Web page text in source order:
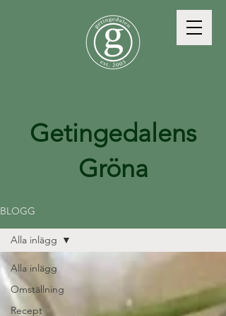
Getingedalens
Gröna
BLOGG
Alla inlägg
Omställning
Recept
Alla inlägg